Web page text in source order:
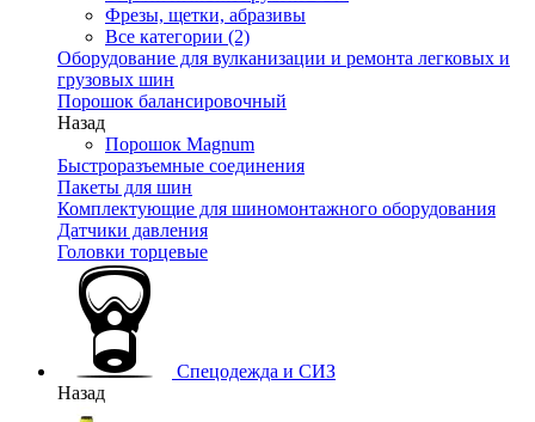
Фрезы, щетки, абразивы
Все категории (2)
Оборудование для вулканизации и ремонта легковых и
грузовых шин
Порошок балансировочный
Назад
Порошок Magnum
Быстроразъемные соединения
Пакеты для шин
Комплектующие для шиномонтажного оборудования
Датчики давления
Головки торцевые
Спецодежда и СИЗ
Назад